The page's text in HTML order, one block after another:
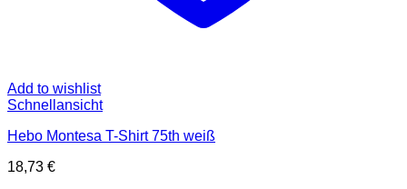
Add to wishlist
Schnellansicht
Hebo Montesa T-Shirt 75th weiß
18,73 €